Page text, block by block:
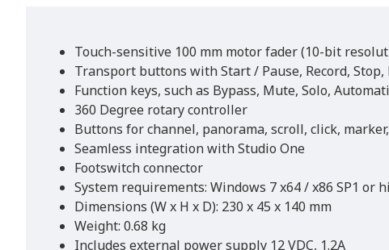
Touch-sensitive 100 mm motor fader (10-bit
Transport buttons with Start / Pause, Record, Stop,
Function keys, such as Bypass, Mute, Solo,
360 Degree rotary controller
Buttons for channel, panorama, scroll, click,
Seamless integration with Studio One
Footswitch connector
System requirements: Windows 7 x64 / x86 SP1 or
Dimensions (W x H x D): 230 x 45 x 140 mm
Weight: 0.68 kg
Includes external power supply 12 VDC, 1.2A